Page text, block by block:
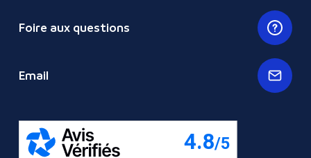
Foire aux questions
Email